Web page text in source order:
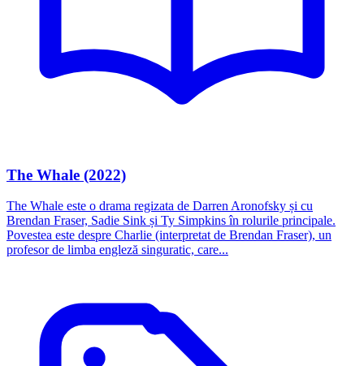
The Whale (2022)
The Whale este o drama regizata de Darren Aronofsky și cu
Brendan Fraser, Sadie Sink și Ty Simpkins în rolurile principale.
Povestea este despre Charlie (interpretat de Brendan Fraser), un
profesor de limba engleză singuratic, care...